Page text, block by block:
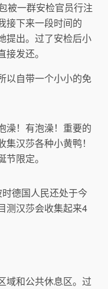
被一群安检官员行注
下来一段时间的
提出。过了安检后小
发还。
以自带一个小小的免
澡！有泡澡！重要的
汉莎各种小黄鸭！
限定。
德国人民还处于今
汉莎会收集起来4
域和公共休息区。过